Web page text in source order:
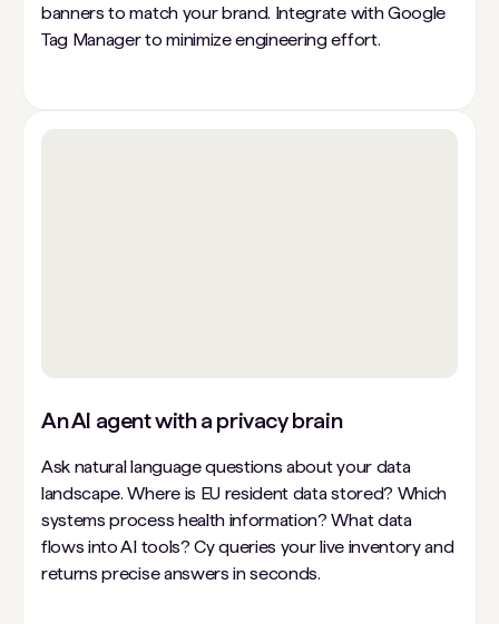
banners to match your brand. Integrate with Google
Tag Manager to minimize engineering effort.
An AI agent with a privacy brain
Ask natural language questions about your data
landscape. Where is EU resident data stored? Which
systems process health information? What data
flows into AI tools? Cy queries your live inventory and
returns precise answers in seconds.